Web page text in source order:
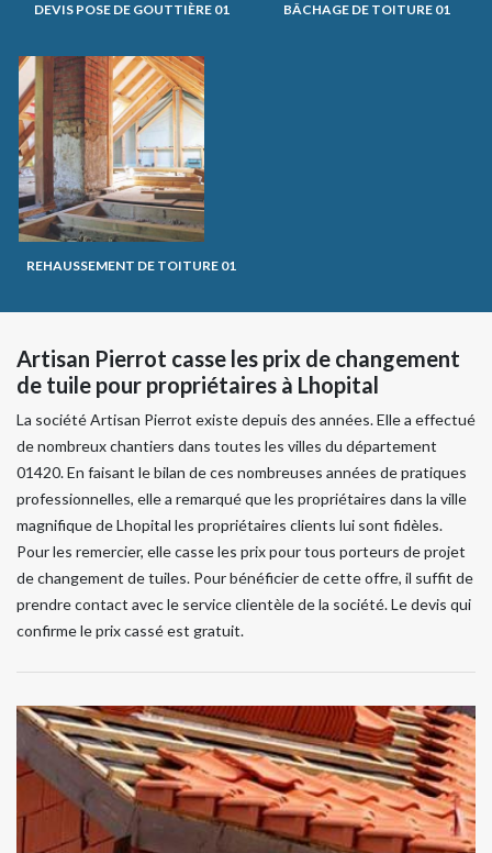
DEVIS POSE DE GOUTTIÈRE 01 BÂCHAGE DE TOITURE 01
REHAUSSEMENT DE TOITURE 01
Artisan Pierrot casse les prix de changement
de tuile pour propriétaires à Lhopital
La société Artisan Pierrot existe depuis des années. Elle a effectué
de nombreux chantiers dans toutes les villes du département
01420. En faisant le bilan de ces nombreuses années de pratiques
professionnelles, elle a remarqué que les propriétaires dans la ville
magnifique de Lhopital les propriétaires clients lui sont fidèles.
Pour les remercier, elle casse les prix pour tous porteurs de projet
de changement de tuiles. Pour bénéficier de cette offre, il suffit de
prendre contact avec le service clientèle de la société. Le devis qui
confirme le prix cassé est gratuit.